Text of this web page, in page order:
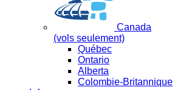
Canada
(vols seulement)
Québec
Ontario
Alberta
Colombie-Britannique